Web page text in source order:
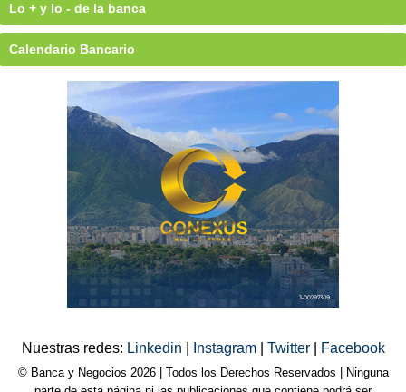
Lo + y lo - de la banca
Calendario Bancario
Nuestras redes: Linkedin Instagram Twitter Facebook
© Banca y Negocios 2026 | Todos los Derechos Reservados | Ninguna